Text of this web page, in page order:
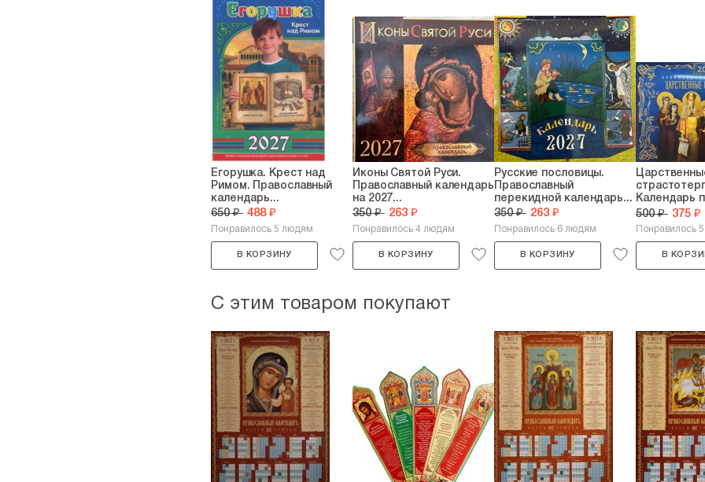
Егорушка. Крест над
Римом. Православный
календарь...
650 ₽ 488 ₽
Понравилось 5 людям
В КОРЗИНУ
Иконы Святой Руси.
Православный календарь
на 2027...
350 ₽ 263 ₽
Понравилось 4 людям
В КОРЗИНУ
Русские пословицы.
Православный
перекидной календарь...
350 ₽ 263 ₽
Понравилось 6 людям
В КОРЗИНУ
Календарь
на...
500 ₽ 375 ₽
Понравилось
В
С этим товаром покупают